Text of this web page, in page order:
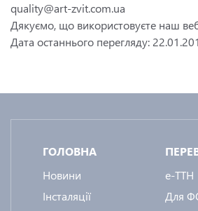
quality@art-zvit.com.ua
Дякуємо, що використовуєте наш
Дата останнього перегляду:
ГОЛОВНА
Новини
Інсталяції
e-ТТН
Для